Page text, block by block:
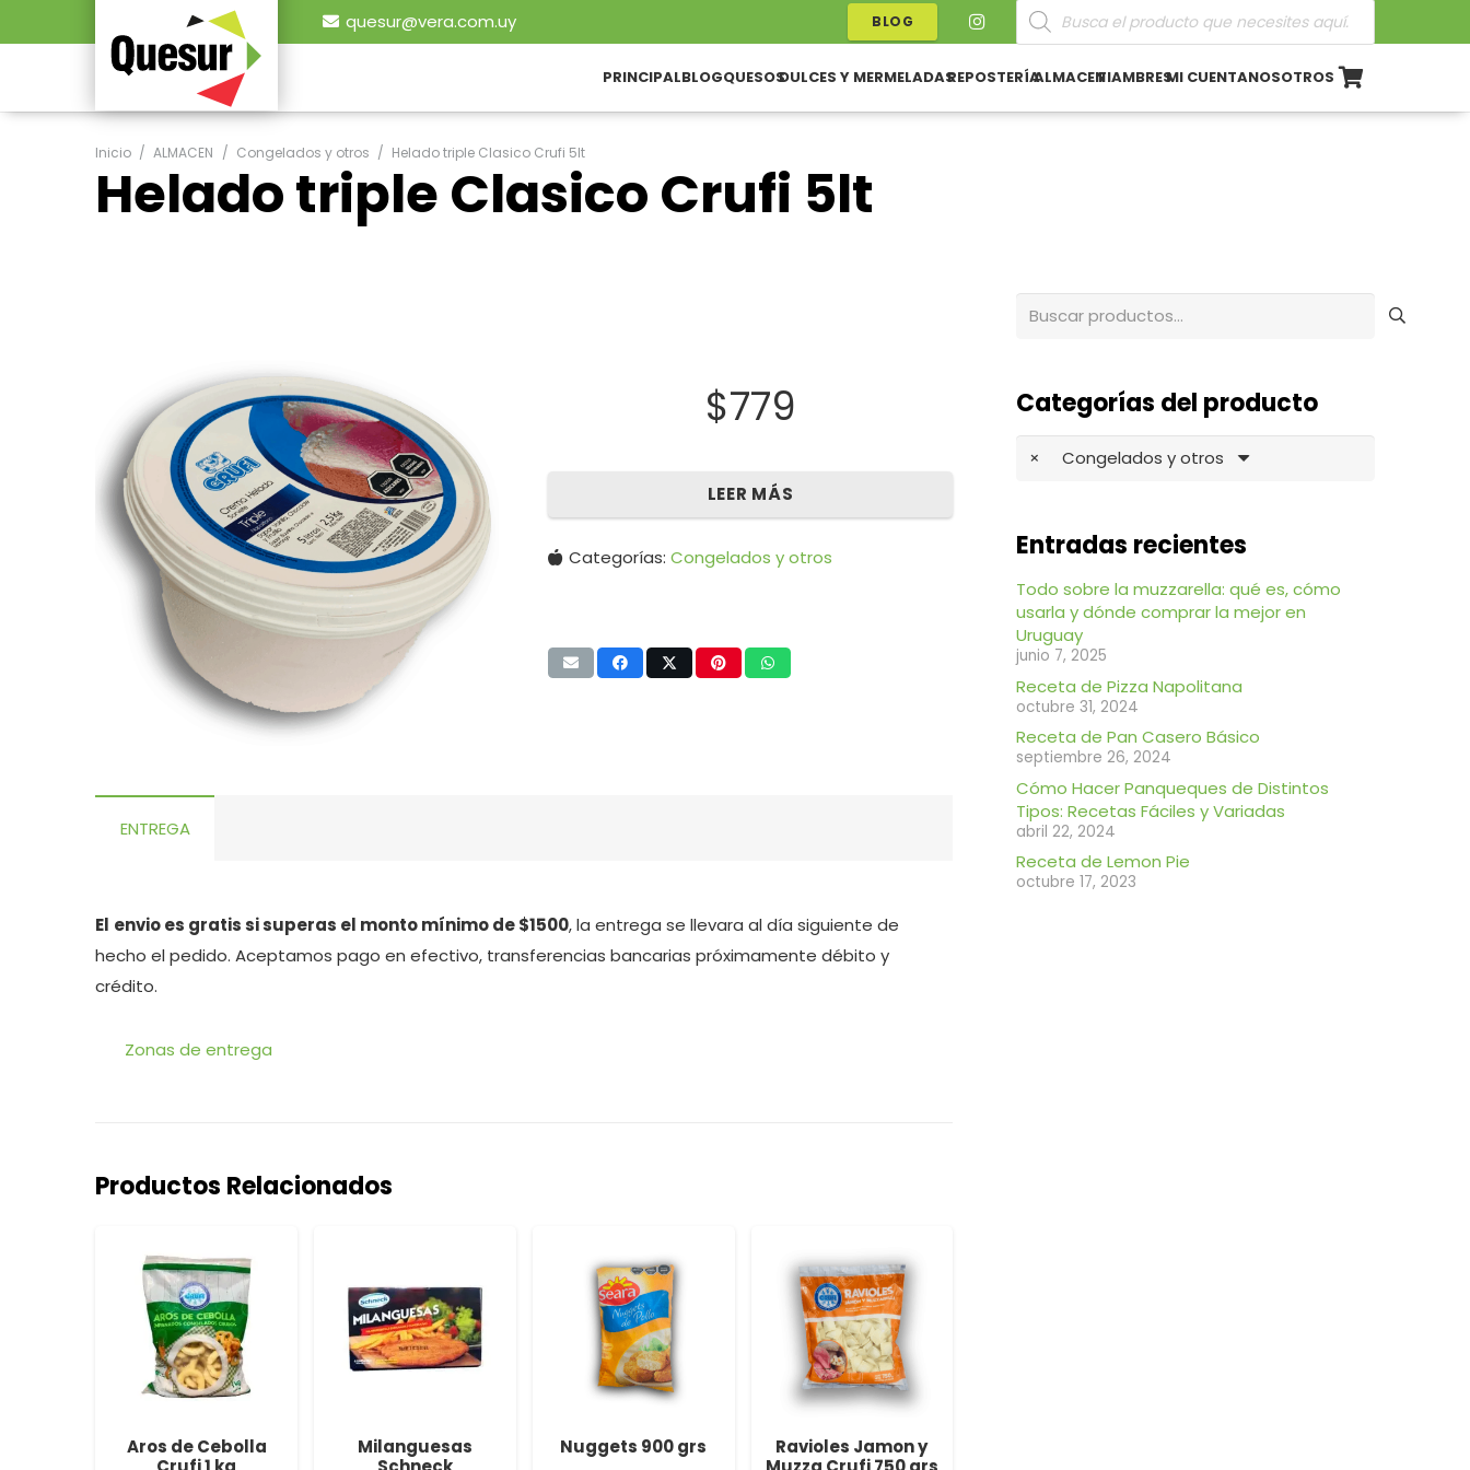
quesur@vera.com.uy BLOG
Búsqueda
de
productos
PRINCIPALBLOGQUESOSDULCES Y MERMELADASREPOSTERÍAALMACENFIAMBRESMI CUENTANOSOTROS
Inicio / ALMACEN / Congelados y otros / Helado triple Clasico Crufi 5lt
Helado triple Clasico Crufi 5lt
$779
LEER MÁS
Categorías:Congelados y otros
ENTREGA
El envio es gratis si superas el monto mínimo de $1500, la entrega se llevara al día siguiente de
hecho el pedido. Aceptamos pago en efectivo, transferencias bancarias próximamente débito y
crédito.
Zonas de entrega
Productos Relacionados
Aros de Cebolla
Milanguesas
Nuggets 900 grs
Ravioles Jamon y
Buscar
Categorías del producto
× Congelados y otros
Entradas recientes
Todo sobre la muzzarella: qué es, cómo
usarla y dónde comprar la mejor en
Uruguay
junio 7, 2025
Receta de Pizza Napolitana
octubre 31, 2024
Receta de Pan Casero Básico
septiembre 26, 2024
Cómo Hacer Panqueques de Distintos
Tipos: Recetas Fáciles y Variadas
abril 22, 2024
Receta de Lemon Pie
octubre 17, 2023